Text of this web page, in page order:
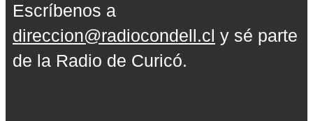
Escríbenos a
direccion@radiocondell.cl y sé parte
de la Radio de Curicó.